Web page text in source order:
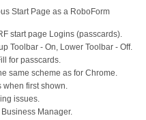
Start Page as a RoboForm
start page Logins (passcards).
Toolbar - On, Lower Toolbar - Off.
for passcards.
same scheme as for Chrome.
when first shown.
issues.
Manager.